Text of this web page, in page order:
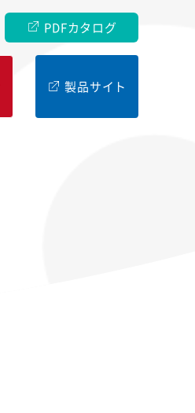
PDFカタログ
製品サイト